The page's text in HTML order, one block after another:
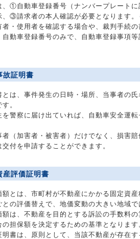
、①自動車登録番号（ナンバープレート
、③請求者の本人確認が必要となります
者・使用者を確認する場合や、裁判手続
動車登録番号のみで、自動車登録事項
故証明書
とは、事件発生の日時・場所、当事者の
。
警察に届け出ていれば、自動車安全運
者（加害者・被害者）だけでなく、損害
付を申請することができます。
産評価証明書
額とは、市町村が不動産にかかる固定資
との評価替えで、地価変動の大きい地域
額は、不動産を目的とする訴訟の手数料
担保額を決定するための基準となります
明書は、原則として、当該不動産が存在